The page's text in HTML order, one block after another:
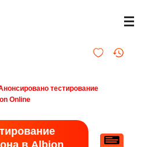
тестирование
Online
в Albion